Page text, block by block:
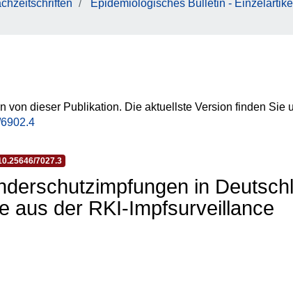
Epidemiologisches Bulletin - Einzelartikel
von dieser Publikation. Die aktuellste Version finden Sie
7027.3
in
aus der RKI-Impfsurveillance